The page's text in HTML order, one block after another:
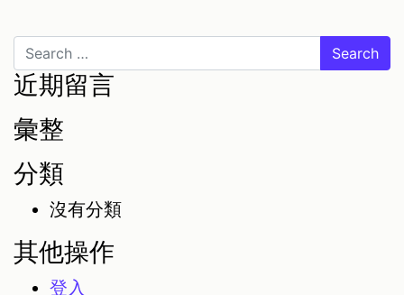
Search
近期留言
彙整
分類
沒有分類
其他操作
登入